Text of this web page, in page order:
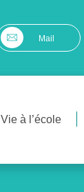
Mail
Vie à l’école